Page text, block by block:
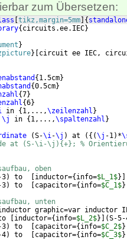
zum Übersetzen:
tikz,margin=5mm {
{ circuits.ee.IEC}
}
}
circuit ee IEC,
{ 1.5cm}
{0.5cm}
{7}
{6}
in { 1,...,\zeilenzahl }
\j in { 1,...,\spaltenzahl }
(S-\i-\j ) at ({(\j -1) *
at (S-\i-\j){+}; %
oben
3) to inductor={ info=$L_1$}]
3) to capacitor={ info=$C_1$
unten
graphic=var inductor
inductor={ info=$L_2$}] (S-5-
3) to capacitor={ info=$C_2$
4) to capacitor={ info=$C_3$